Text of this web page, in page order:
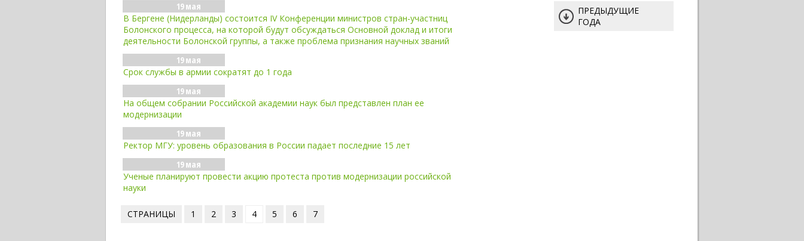
19 мая
В Бергене (Нидерланды) состоится IV Конференции министров стран-участниц
Болонского процесса, на которой будут обсуждаться Основной доклад и итоги
деятельности Болонской группы, а также проблема признания научных званий
19 мая
Срок службы в армии сократят до 1 года
19 мая
На общем собрании Российской академии наук был представлен план ее
модернизации
19 мая
Ректор МГУ: уровень образования в России падает последние 15 лет
19 мая
Ученые планируют провести акцию протеста против модернизации российской
науки
СТРАНИЦЫ 1 2 3 4 5 6 7
ПРЕДЫДУЩИЕ
ГОДА